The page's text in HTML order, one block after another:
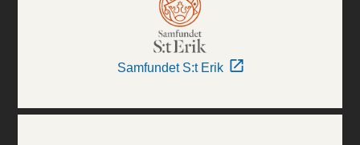
Samfundet S:t Erik